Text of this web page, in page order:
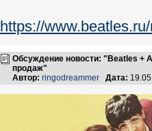
https://
Обсуждение новости: "Beatles +
продаж"
Автор: ringodreammer Дата: